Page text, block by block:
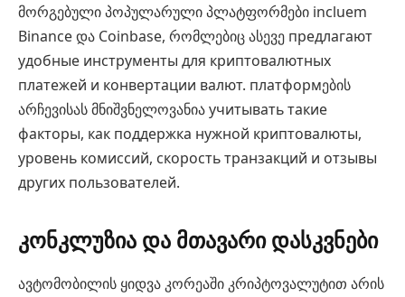
მორგებული პოპულარული პლატფორმები incluem
Binance და Coinbase, რომლებიც ასევე предлагают
удобные инструменты для криптовалютных
платежей и конвертации валют. платформების
არჩევისას მნიშვნელოვანია учитывать такие
факторы, как поддержка нужной криптовалюты,
уровень комиссий, скорость транзакций и отзывы
других пользователей.
კონკლუზია და მთავარი დასკვნები
ავტომობილის ყიდვა კორეაში კრიპტოვალუტით არის